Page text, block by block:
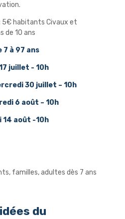
5€ habitants Civaux et
de 10 ans
à 97 ans
juillet - 10h
30 juillet – 10h
6 août – 10h
14 août -10h
familles, adultes dès 7 ans
du